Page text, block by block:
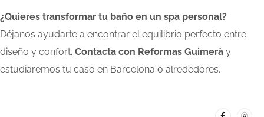
¿Quieres transformar tu baño en un spa personal?
Déjanos ayudarte a encontrar el equilibrio perfecto entre
diseño y confort. Contacta con Reformas Guimerà y
estudiaremos tu caso en Barcelona o alrededores.